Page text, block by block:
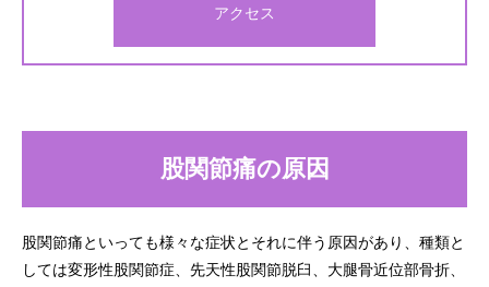
アクセス
股関節痛の原因
股関節痛といっても様々な症状とそれに伴う原因があり、種類と
しては変形性股関節症、先天性股関節脱臼、大腿骨近位部骨折、